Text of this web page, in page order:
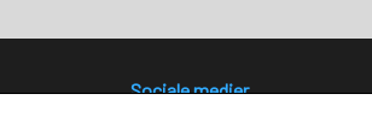
Sociale medier